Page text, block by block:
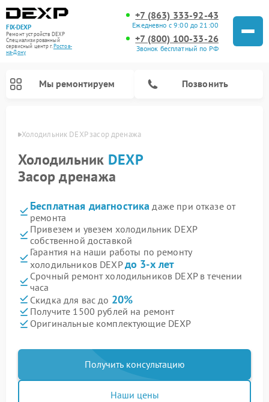
FIX-DEXP
Ремонт устройств DEXP
Специализированный
cервисный центр г.Ростов-
на-Дону
+7 (863) 333-92-43
Ежедневно с 9:00 до 21:00
+7 (800) 100-33-26
Звонок бесплатный по РФ
Мы ремонтируем Позвонить
Холодильник DEXP засор дренажа
Холодильник DEXP
Засор дренажа
Бесплатная диагностика даже при отказе от
ремонта
Привезем и увезем холодильник DEXP
собственной доставкой
Гарантия на наши работы по ремонту
холодильников DEXPдо 3-х лет
Срочный ремонт холодильников DEXP в течении
часа
Скидка для вас до 20%
Получите 1500 рублей на ремонт
Оригинальные комплектующие DEXP
Получить консультацию
Наши цены